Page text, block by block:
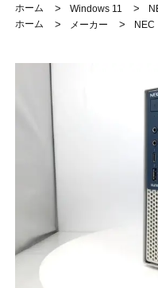
ホーム
> Windows 11 >
ホーム
> メーカー > NEC